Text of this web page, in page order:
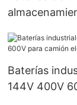
Sistema
Lifepo4
Baterías
144V 400V